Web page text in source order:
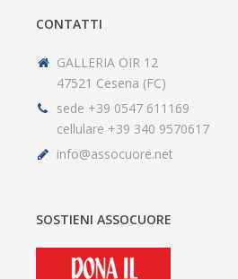
CONTATTI
GALLERIA OIR 12
47521 Cesena (FC)
sede +39 0547 611169
cellulare +39 340 9570617
info@assocuore.net
SOSTIENI ASSOCUORE